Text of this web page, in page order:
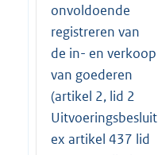
onvoldoende
registreren van
de in- en verkoop
van goederen
(artikel 2, lid 2
Uitvoeringsbesluit
ex artikel 437 lid